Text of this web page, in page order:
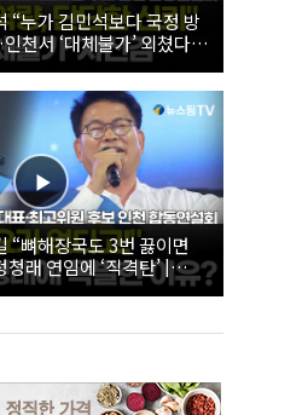
누가 김민석보다 국정 방
천서 ‘대체불가’ 외쳤다 |
당 당대표·최고위원 후
뼈해장국도 3번 끓이면
래 연임에 ‘직격탄’ |
주당 당대표·최고위원 후